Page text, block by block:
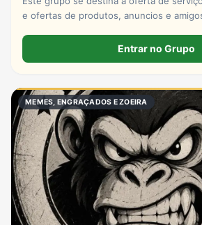
e ofertas de produtos, anuncios e
Entrar no Grupo
MEMES, ENGRAÇADOS E ZOEIRA